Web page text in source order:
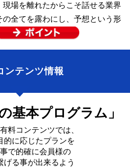
場を離れたからこそ話せる業界
全てを露わにし、予想という形
ンテンツ情報
基本プログラム」
料コンテンツでは、
的に応じたプランを
で的確に会員様の
げる事が出来るよう